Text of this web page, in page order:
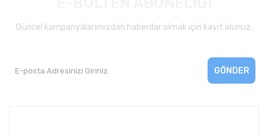
Güncel kampanyalarımızdan haberdar olmak için kayıt olunuz.
GÖNDER